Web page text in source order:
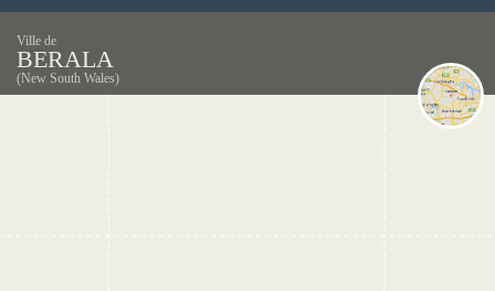
Ville de
BERALA
(New South Wales)